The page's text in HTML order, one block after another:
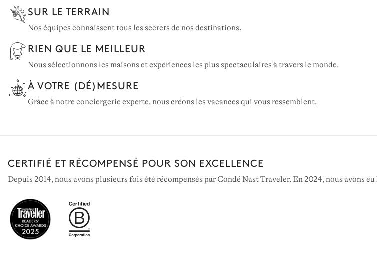
SUR LE TERRAIN
Nos équipes connaissent tous les secrets de nos destinations.
RIEN QUE LE MEILLEUR
Nous sélectionnons les maisons et expériences les plus spectaculaires à travers le monde.
À VOTRE (DÉ)MESURE
Grâce à notre conciergerie experte, nous créons les vacances qui vous ressemblent.
CERTIFIÉ ET RÉCOMPENSÉ POUR SON EXCELLENCE
Depuis 2014, nous avons plusieurs fois été récompensés par Condé Nast Traveler. En 2024, nous avons